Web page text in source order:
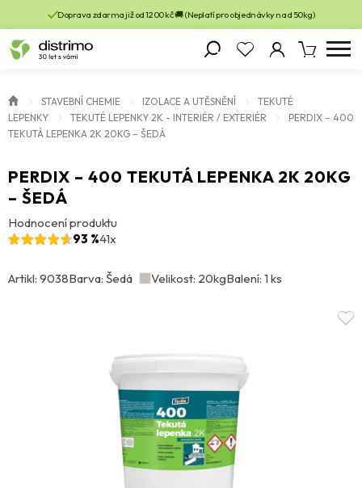
Doprava zdarma již od 1200 kč 🚚 (Neplatí pro objednávky nad 50kg)
STAVEBNÍ CHEMIE IZOLACE A UTĚSNĚNÍ
TEKUTÉ
LEPENKY
TEKUTÉ LEPENKY 2K - INTERIÉR / EXTERIÉR
PERDIX – 400
TEKUTÁ LEPENKA 2K 20KG – ŠEDÁ
PERDIX – 400 TEKUTÁ LEPENKA 2K 20KG
– ŠEDÁ
Hodnocení produktu
93 %41x
Artikl: 9038Barva: Šedá Velikost: 20kgBalení: 1 ks